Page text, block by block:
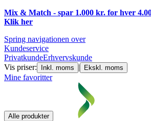
Mix & Match - spar 1.000 kr. for hver
Klik her
Spring navigationen over
Kundeservice
PrivatkundeErhvervskunde
Vis priser:
Inkl. moms | Ekskl. moms
Mine favoritter
Alle produkter